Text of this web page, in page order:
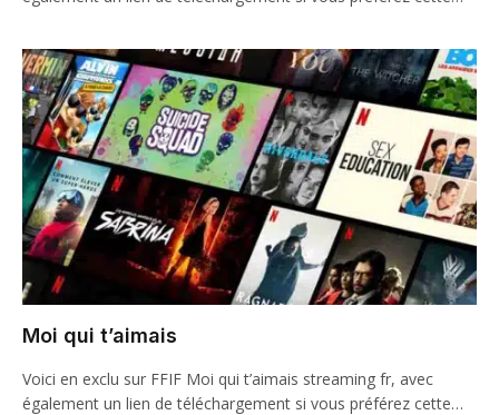
Moi qui t’aimais
Voici en exclu sur FFIF Moi qui t’aimais streaming fr, avec
également un lien de téléchargement si vous préférez cette…